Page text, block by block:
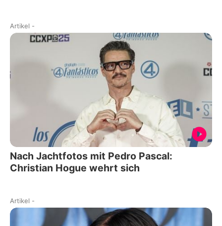
Artikel -
Nach Jachtfotos mit Pedro Pascal:
Christian Hogue wehrt sich
Artikel -